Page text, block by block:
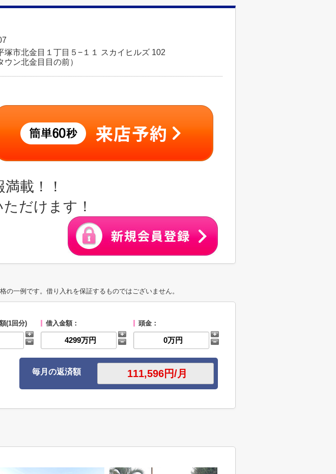
塚市北金目１丁目５−１１ スカイヒルズ 102
ウン北金目目の前）
載！！
だけます！
の一例です。借り入れを保証するものではございません。
(1回分) 借入金額： 頭金：
毎月の返済額